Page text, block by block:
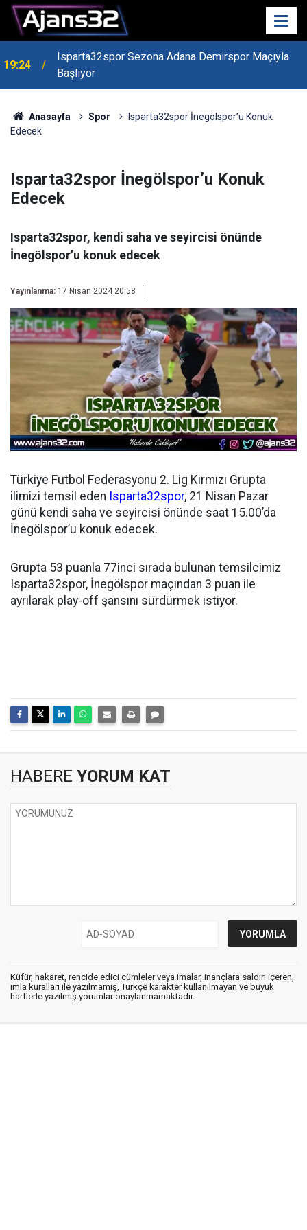
19:24
Isparta32spor Sezona Adana Demirspor Maçıyla
Başlıyor
Isparta Kredi Batağında
Anasayfa Spor
Isparta32spor İnegölspor’u Konuk
Edecek
Isparta32spor İnegölspor’u Konuk
Edecek
Isparta32spor, kendi saha ve seyircisi önünde
İnegölspor’u konuk edecek
Yayınlanma: 17 Nisan 2024 20:58
Türkiye Futbol Federasyonu 2. Lig Kırmızı Grupta
ilimizi temsil eden Isparta32spor, 21 Nisan Pazar
günü kendi saha ve seyircisi önünde saat 15.00’da
İnegölspor’u konuk edecek.
Grupta 53 puanla 77inci sırada bulunan temsilcimiz
Isparta32spor, İnegölspor maçından 3 puan ile
ayrılarak play-off şansını sürdürmek istiyor.
HABERE YORUM KAT
Küfür, hakaret, rencide edici cümleler veya imalar, inançlara saldırı içeren,
imla kuralları ile yazılmamış, Türkçe karakter kullanılmayan ve büyük
harflerle yazılmış yorumlar onaylanmamaktadır.